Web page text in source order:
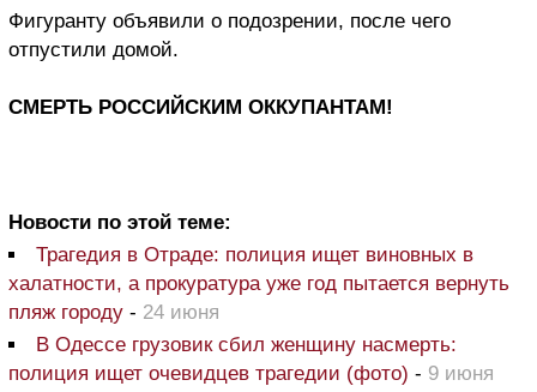
Фигуранту объявили о подозрении, после чего
отпустили домой.
СМЕРТЬ РОССИЙСКИМ ОККУПАНТАМ!
Новости по этой теме:
Трагедия в Отраде: полиция ищет виновных в
халатности, а прокуратура уже год пытается вернуть
пляж городу - 24 июня
В Одессе грузовик сбил женщину насмерть:
полиция ищет очевидцев трагедии (фото) - 9 июня